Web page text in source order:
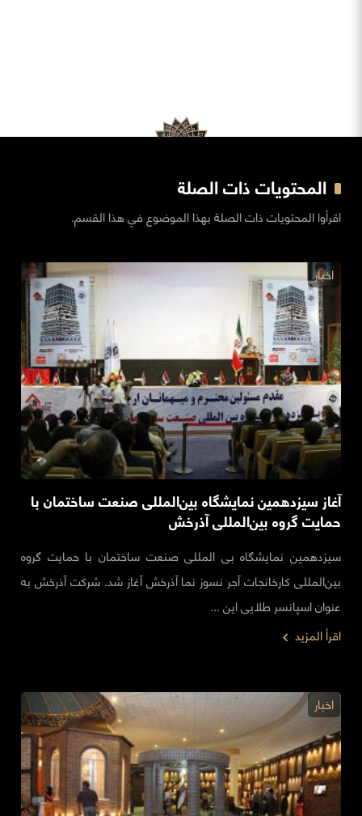
المحتويات ذات الصلة
اقرأوا المحتويات ذات الصلة بهذا الموضوع في هذا القسم.
آغاز سیزدهمین نمایشگاه بین‌المللی صنعت ساختمان با
حمایت گروه بین‌المللی آذرخش
سیزدهمین نمایشگاه بی‌ المللی صنعت ساختمان با حمایت گروه
بین‌المللی کارخانجات آجر نسوز نما آذرخش آغاز شد. شرکت آذرخش به
عنوان اسپانسر طلایی این ...
اخبار
اقرأ المزيد
اخبار